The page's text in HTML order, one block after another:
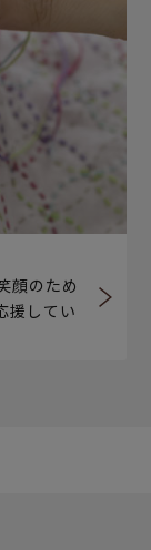
顔のため
援してい